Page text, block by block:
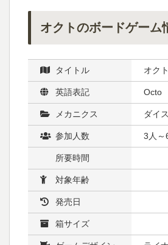
オクトのボードゲーム
タイトル オクト
英語表記 Octo
メカニクス ダイ
参加人数 3人～
所要時間
対象年齢
発売日
箱サイズ